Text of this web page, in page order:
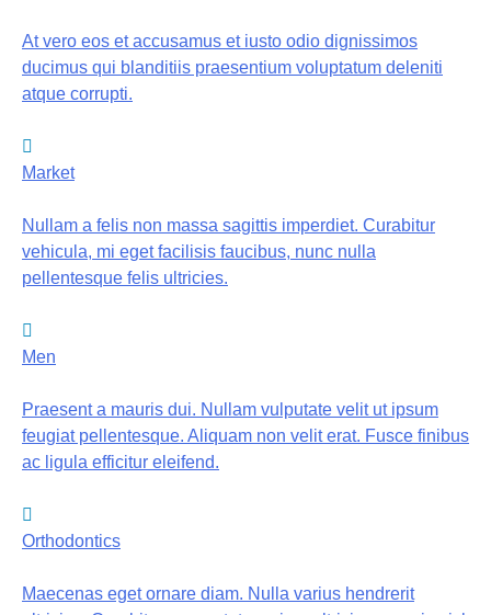
At vero eos et accusamus et iusto odio dignissimos
ducimus qui blanditiis praesentium voluptatum deleniti
atque corrupti.
Market
Nullam a felis non massa sagittis imperdiet. Curabitur
vehicula, mi eget facilisis faucibus, nunc nulla
pellentesque felis ultricies.
Men
Praesent a mauris dui. Nullam vulputate velit ut ipsum
feugiat pellentesque. Aliquam non velit erat. Fusce finibus
ac ligula efficitur eleifend.
Orthodontics
Maecenas eget ornare diam. Nulla varius hendrerit